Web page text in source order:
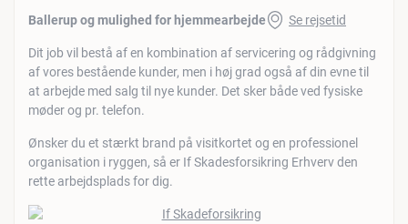
Ballerup og mulighed for hjemmearbejde Se rejsetid
Dit job vil bestå af en kombination af servicering og rådgivning
af vores bestående kunder, men i høj grad også af din evne til
at arbejde med salg til nye kunder. Det sker både ved fysiske
møder og pr. telefon.
Ønsker du et stærkt brand på visitkortet og en professionel
organisation i ryggen, så er If Skadesforsikring Erhverv den
rette arbejdsplads for dig.